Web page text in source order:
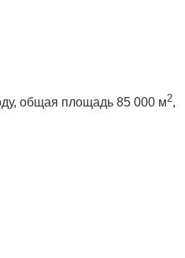
общая площадь 85 000 м2,